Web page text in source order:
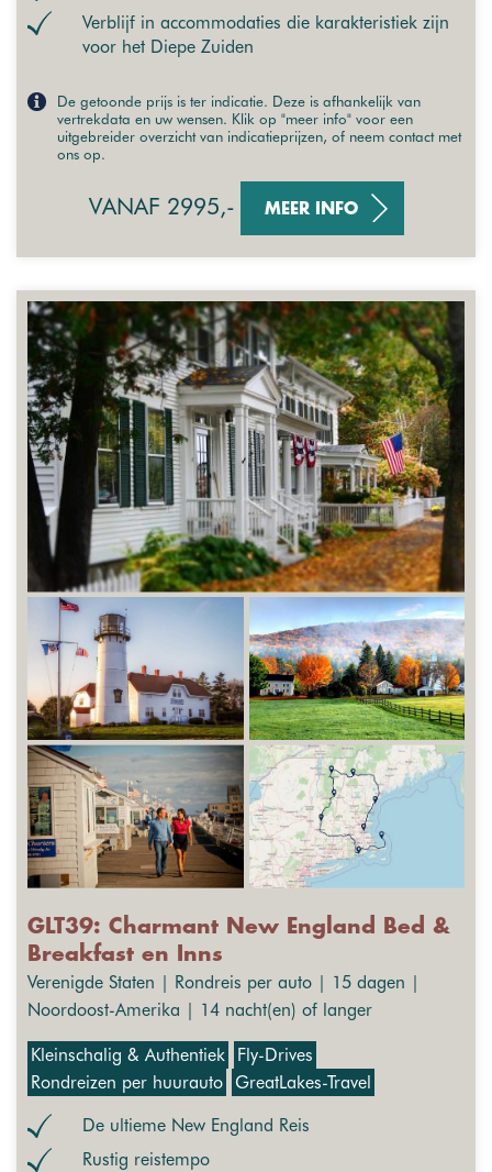
Verblijf in accommodaties die karakteristiek zijn
voor het Diepe Zuiden
De getoonde prijs is ter indicatie. Deze is afhankelijk van
vertrekdata en uw wensen. Klik op "meer info" voor een
uitgebreider overzicht van indicatieprijzen, of neem contact met
ons op.
VANAF 2995,- MEER INFO
GLT39: Charmant New England Bed &
Breakfast en Inns
Verenigde Staten | Rondreis per auto | 15 dagen |
Noordoost-Amerika | 14 nacht(en) of langer
Kleinschalig & Authentiek
Fly-Drives
Rondreizen per huurauto GreatLakes-Travel
De ultieme New England Reis
Rustig reistempo